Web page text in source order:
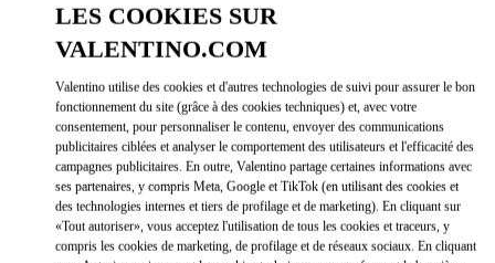
APPELLE MAINTENANT
PLUS DE DÉTAILS
OBTENIR DES DIRECTIONSLINK
LES COOKIES SUR
VALENTINO.COM
Valentino utilise des cookies et d'autres technologies de suivi pour assurer le bon
fonctionnement du site (grâce à des cookies techniques) et, avec votre
consentement, pour personnaliser le contenu, envoyer des communications
publicitaires ciblées et analyser le comportement des utilisateurs et l'efficacité des
campagnes publicitaires. En outre, Valentino partage certaines informations avec
ses partenaires, y compris Meta, Google et TikTok (en utilisant des cookies et
des technologies internes et tiers de profilage et de marketing). En cliquant sur
«Tout autoriser», vous acceptez l'utilisation de tous les cookies et traceurs, y
compris les cookies de marketing, de profilage et de réseaux sociaux. En cliquant